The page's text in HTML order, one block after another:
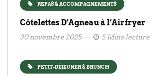
REPAS & ACCOMPAGNEMENTS
Côtelettes D’Agneau à l’Airfryer
30 novembre 2025 5 Mins lecture
PETIT-DÉJEUNER & BRUNCH